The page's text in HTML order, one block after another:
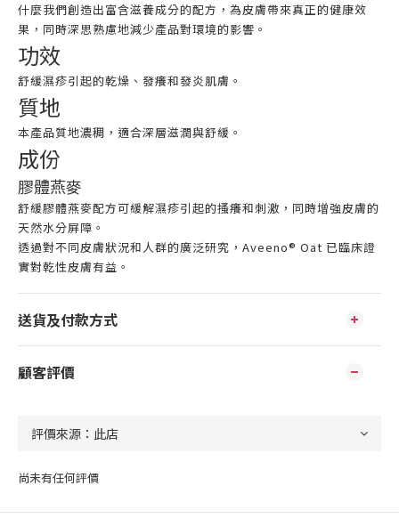
什麼我們創造出富含滋養成分的配方，為皮膚帶來真正的健康效
果，同時深思熟慮地減少產品對環境的影響。
功效
舒緩濕疹引起的乾燥、發癢和發炎肌膚。
質地
本產品質地濃稠，適合深層滋潤與舒緩。
成份
膠體燕麥
舒緩膠體燕麥配方可緩解濕疹引起的搔癢和刺激，同時增強皮膚的
天然水分屏障。
透過對不同皮膚狀況和人群的廣泛研究，Aveeno® Oat 已臨床證
實對乾性皮膚有益。
送貨及付款方式
顧客評價
尚未有任何評價